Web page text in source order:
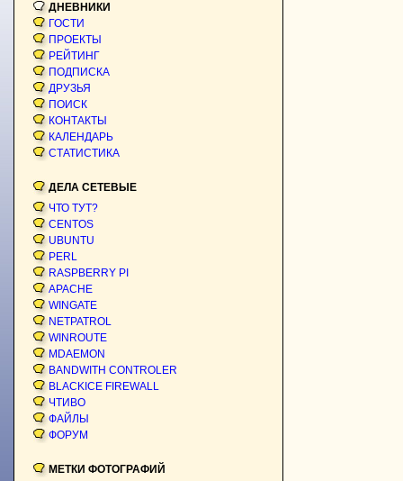
ДНЕВНИКИ
ГОСТИ
ПРОЕКТЫ
РЕЙТИНГ
ПОДПИСКА
ДРУЗЬЯ
ПОИСК
КОНТАКТЫ
КАЛЕНДАРЬ
СТАТИСТИКА
ДЕЛА СЕТЕВЫЕ
ЧТО ТУТ?
CENTOS
UBUNTU
PERL
RASPBERRY PI
APACHE
WINGATE
NETPATROL
WINROUTE
MDAEMON
BANDWITH CONTROLER
BLACKICE FIREWALL
ЧТИВО
ФАЙЛЫ
ФОРУМ
МЕТКИ ФОТОГРАФИЙ